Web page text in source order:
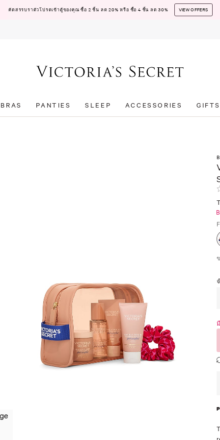
คัดสรรบราตัวโปรดเข้าตู้ของคุณ ซื้อ 2 ชิ้น ลด 20% หรือ ซื้อ 4 ชิ้น ลด 30% VIEW OFFERS
BRAS PANTIES SLEEP ACCESSORIES GIFTS